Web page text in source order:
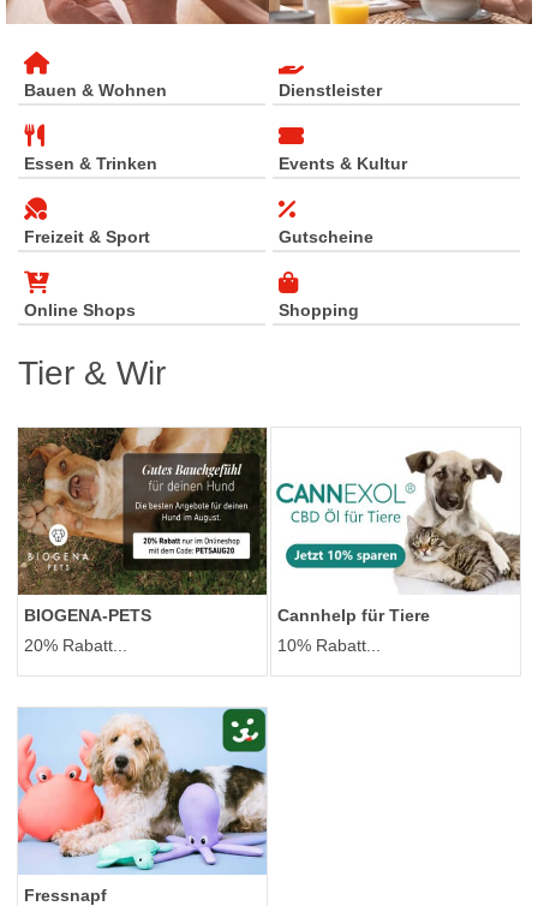
Bauen & Wohnen Dienstleister
Essen & Trinken Events & Kultur
Freizeit & Sport Gutscheine
Online Shops Shopping
Tier & Wir
BIOGENA-PETS
20% Rabatt...
Cannhelp für Tiere
10% Rabatt...
Fressnapf